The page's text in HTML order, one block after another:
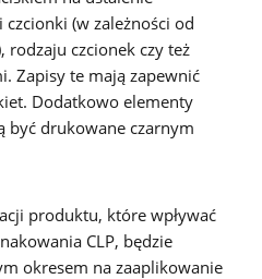
(w zależności od
rodzaju czcionek czy też
Zapisy te mają zapewnić
Dodatkowo elementy
być drukowane czarnym
produktu, które wpływać
CLP, będzie
okresem na zaaplikowanie